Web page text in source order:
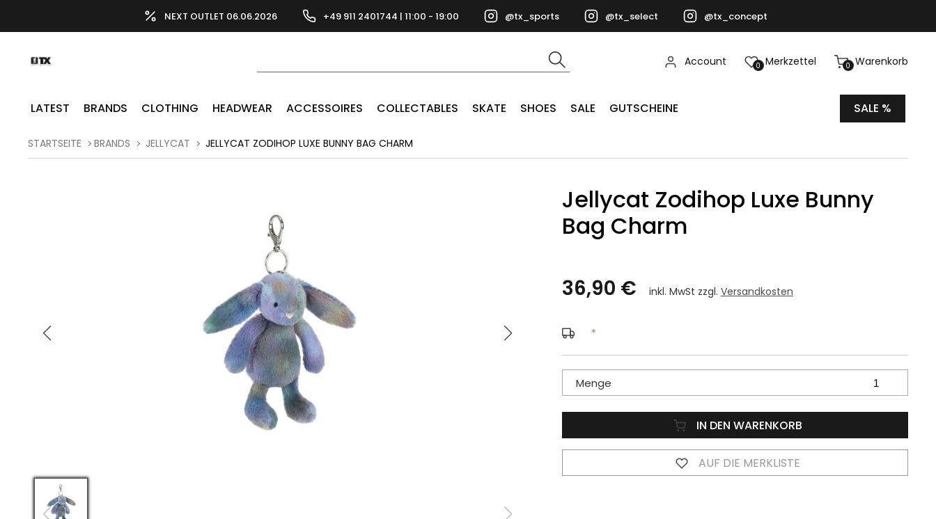
NEXT OUTLET 06.06.2026 +49 911 2401744 | 11:00 - 19:00 @tx_sports @tx_select @tx_concept
0 Warenkorb
0 Merkzettel
Account
LATEST BRANDS CLOTHING HEADWEAR ACCESSOIRES COLLECTABLES SKATE SHOES SALE GUTSCHEINE SALE %
STARTSEITE BRANDS JELLYCAT JELLYCAT ZODIHOP LUXE BUNNY BAG CHARM
Jellycat Zodihop Luxe Bunny
Bag Charm
36,90 € inkl. MwSt zzgl. Versandkosten
*
Menge
IN DEN WARENKORB
AUF DIE MERKLISTE